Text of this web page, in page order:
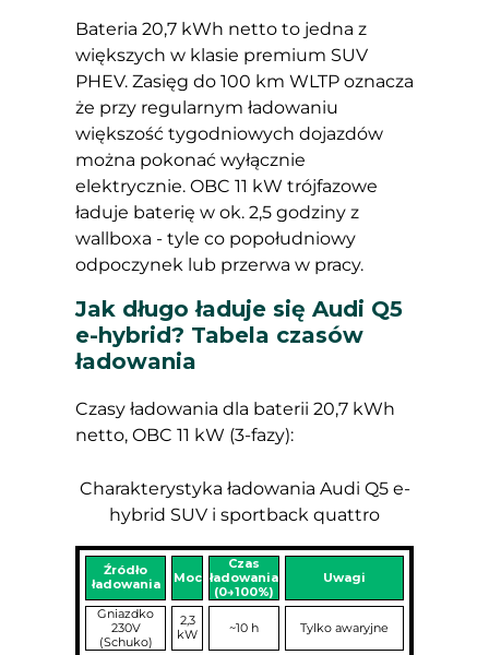
Bateria 20,7 kWh netto to jedna z
większych w klasie premium SUV
PHEV. Zasięg do 100 km WLTP oznacza
że przy regularnym ładowaniu
większość tygodniowych dojazdów
można pokonać wyłącznie
elektrycznie. OBC 11 kW trójfazowe
ładuje baterię w ok. 2,5 godziny z
wallboxa - tyle co popołudniowy
odpoczynek lub przerwa w pracy.
Jak długo ładuje się Audi Q5
e-hybrid? Tabela czasów
ładowania
Czasy ładowania dla baterii 20,7 kWh
netto, OBC 11 kW (3-fazy):
Charakterystyka ładowania Audi Q5 e-
hybrid SUV i sportback quattro
Źródło
ładowania
Moc
Czas
ładowania
(0→100%)
Uwagi
Gniazdko
230V
(Schuko)
2,3
kW
~10 h Tylko awaryjne